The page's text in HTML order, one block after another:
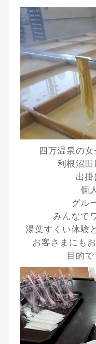
四万温泉の
利根沼
出掛
個
グル
みんなで
湯葉すくい体験
お客さまにも
目的